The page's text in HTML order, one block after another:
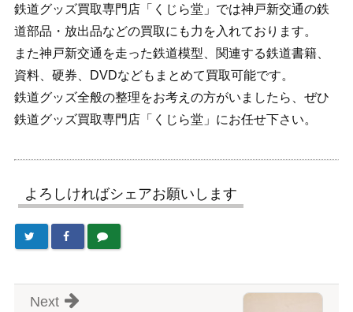
鉄道グッズ買取専門店「くじら堂」では神戸新交通の鉄
道部品・放出品などの買取にも力を入れております。
また神戸新交通を走った鉄道模型、関連する鉄道書籍、
資料、硬券、DVDなどもまとめて買取可能です。
鉄道グッズ全般の整理をお考えの方がいましたら、ぜひ
鉄道グッズ買取専門店「くじら堂」にお任せ下さい。
よろしければシェアお願いします
Next